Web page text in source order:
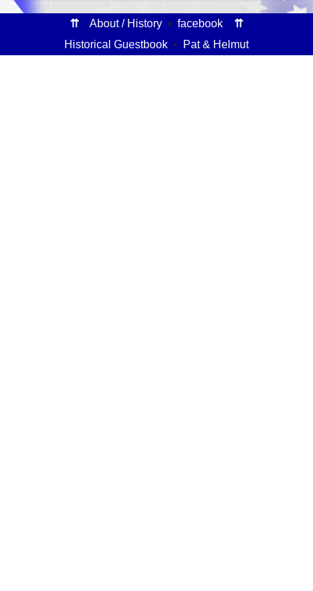
⇈ About / History • facebook
⇈
Historical Guestbook • Pat & Helmut